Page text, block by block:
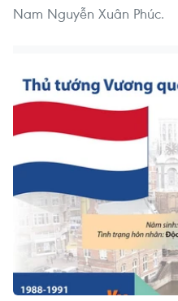
Nam Nguyễn Xuân Phúc.